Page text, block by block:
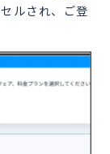
ルされ、ご登